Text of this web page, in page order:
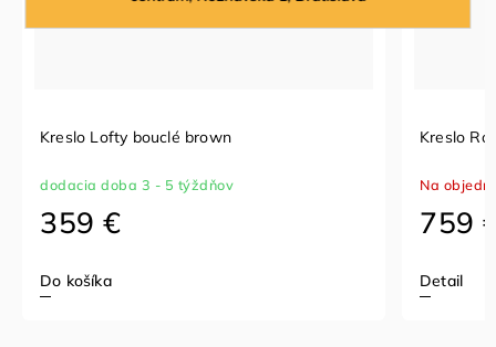
Kreslo Lofty bouclé brown
dodacia doba 3 - 5 týždňov
359 €
Do košíka
Kreslo
Na
759
Detail